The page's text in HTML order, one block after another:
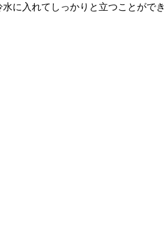
に入れてしっかりと立つことがで